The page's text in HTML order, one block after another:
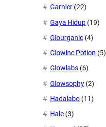
Garnier (22)
Gaya Hidup (19)
Glourganic (4)
Glowinc Potion (5)
Glowlabs (6)
Glowsophy (2)
Hadalabo (11)
Hale (3)